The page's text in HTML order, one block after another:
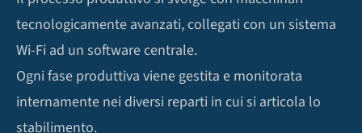
tecnologicamente avanzati, collegati con un sistema
Wi-Fi ad un software centrale.
Ogni fase produttiva viene gestita e monitorata
internamente nei diversi reparti in cui si articola lo
stabilimento.